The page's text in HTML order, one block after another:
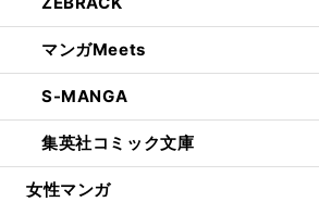
マンガMeets
S-MANGA
集英社コミック文庫
女性マンガ